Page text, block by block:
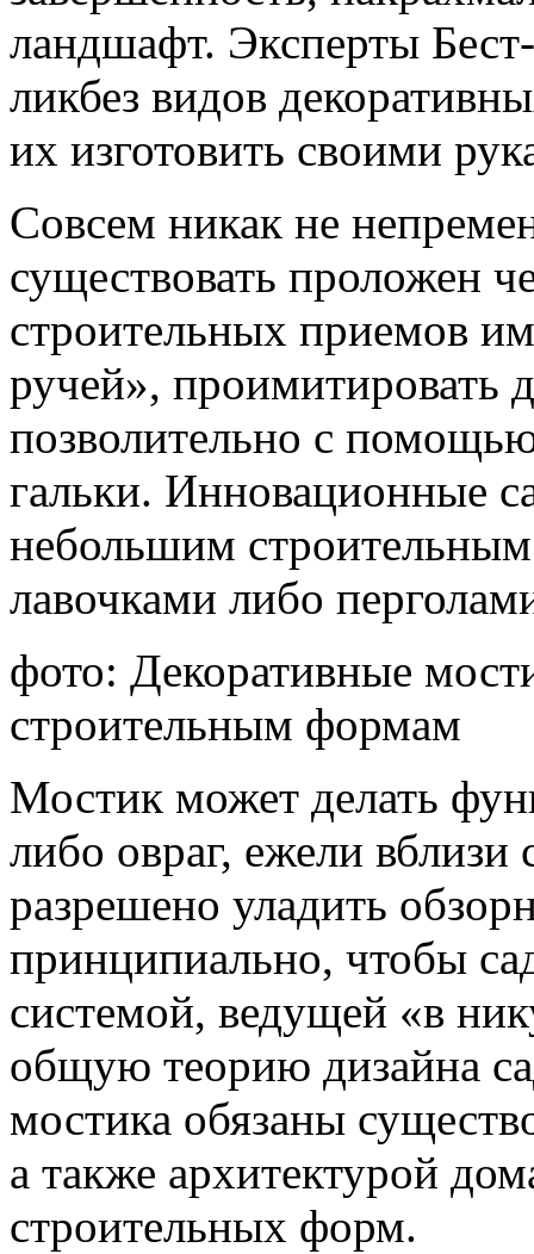
ландшафт. Эксперты
ликбез видов
их изготовить своими
Совсем никак не
существовать проложен
строительных приемов
ручей», проимитировать
позволительно с
гальки. Инновационные
небольшим
лавочками либо
фото: Декоративные
строительным формам
Мостик может делать
либо овраг, ежели вблизи
разрешено уладить
принципиально, чтобы
системой, ведущей «в
общую теорию дизайна
мостика обязаны
а также архитектурой
строительных форм.